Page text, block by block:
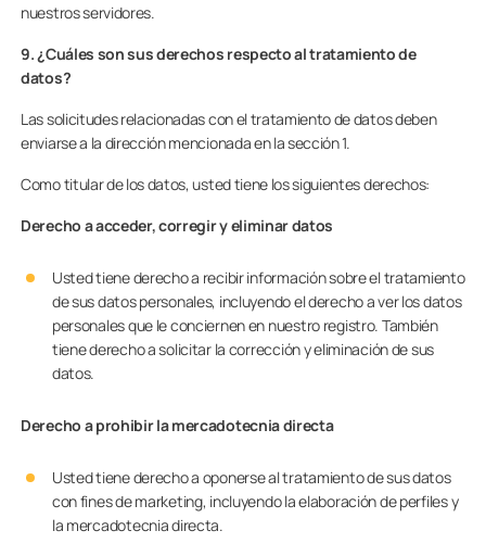
nuestros servidores.
9. ¿Cuáles son sus derechos respecto al tratamiento de
datos?
Las solicitudes relacionadas con el tratamiento de datos deben
enviarse a la dirección mencionada en la sección 1.
Como titular de los datos, usted tiene los siguientes derechos:
Derecho a acceder, corregir y eliminar datos
Usted tiene derecho a recibir información sobre el tratamiento
de sus datos personales, incluyendo el derecho a ver los datos
personales que le conciernen en nuestro registro. También
tiene derecho a solicitar la corrección y eliminación de sus
datos.
Derecho a prohibir la mercadotecnia directa
Usted tiene derecho a oponerse al tratamiento de sus datos
con fines de marketing, incluyendo la elaboración de perfiles y
la mercadotecnia directa.